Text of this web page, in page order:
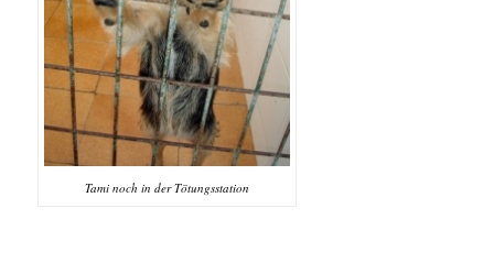
Tami noch in der Tötungsstation